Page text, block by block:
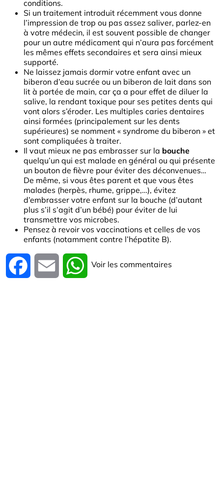
conditions.
Si un traitement introduit récemment vous donne
l’impression de trop ou pas assez saliver, parlez-en
à votre médecin, il est souvent possible de changer
pour un autre médicament qui n’aura pas forcément
les mêmes effets secondaires et sera ainsi mieux
supporté.
Ne laissez jamais dormir votre enfant avec un
biberon d’eau sucrée ou un biberon de lait dans son
lit à portée de main, car ça a pour effet de diluer la
salive, la rendant toxique pour ses petites dents qui
vont alors s’éroder. Les multiples caries dentaires
ainsi formées (principalement sur les dents
supérieures) se nomment « syndrome du biberon » et
sont compliquées à traiter.
Il vaut mieux ne pas embrasser sur la bouche
quelqu’un qui est malade en général ou qui présente
un bouton de fièvre pour éviter des déconvenues…
De même, si vous êtes parent et que vous êtes
malades (herpès, rhume, grippe,…), évitez
d’embrasser votre enfant sur la bouche (d’autant
plus s’il s’agit d’un bébé) pour éviter de lui
transmettre vos microbes.
Pensez à revoir vos vaccinations et celles de vos
enfants (notamment contre l’hépatite B).
Facebook Email WhatsApp
Voir les commentaires